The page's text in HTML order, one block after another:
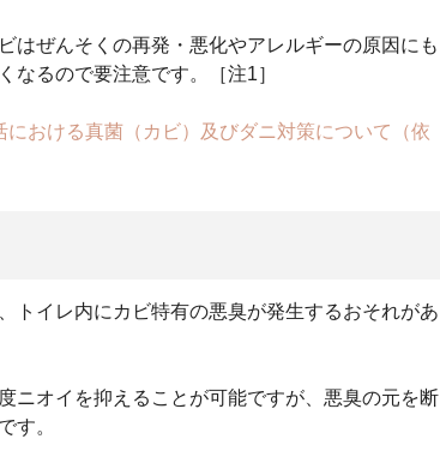
はぜんそくの再発・悪化やアレルギーの原因にも
なるので要注意です。［注1］
おける真菌（カビ）及びダニ対策について（依
トイレ内にカビ特有の悪臭が発生するおそれがあ
ニオイを抑えることが可能ですが、悪臭の元を断
す。